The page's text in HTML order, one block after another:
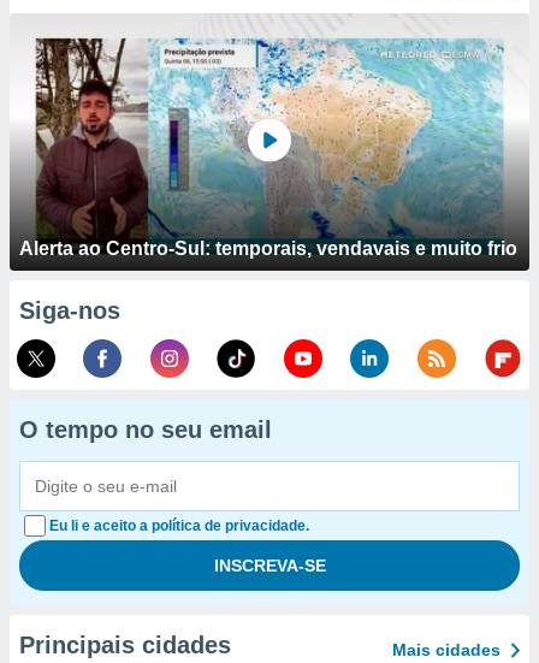
Alerta ao Centro-Sul: temporais, vendavais e muito frio
Siga-nos
O tempo no seu email
Eu li e aceito a política de privacidade.
Principais cidades Mais cidades